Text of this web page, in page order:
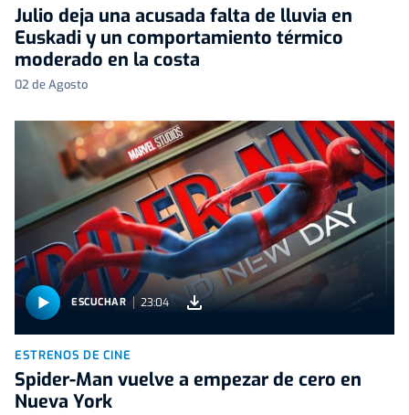
Julio deja una acusada falta de lluvia en
Euskadi y un comportamiento térmico
moderado en la costa
02 de Agosto
ESCUCHAR 23:04
ESTRENOS DE CINE
Spider-Man vuelve a empezar de cero en
Nueva York